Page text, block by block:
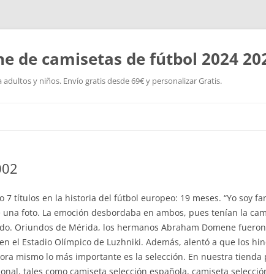
de camisetas de fútbol 2024
y niños. Envío gratis desde 69€ y personalizar Gratis.
títulos en la historia del fútbol europeo: 19 meses. “Yo soy
foto. La emoción desbordaba en ambos, pues tenían la
Oriundos de Mérida, los hermanos Abraham Domene
en el Estadio Olímpico de Luzhniki. Además, alentó a que los
mismo lo más importante es la selección. En nuestra
tales como camiseta selección española, camiseta